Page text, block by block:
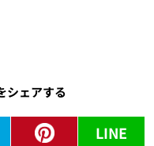
シェアする
LINE